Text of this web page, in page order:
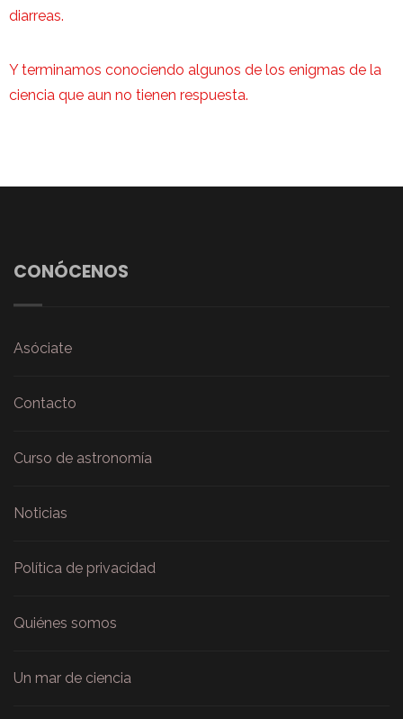
diarreas.
Y terminamos conociendo algunos de los enigmas de la
ciencia que aun no tienen respuesta.
CONÓCENOS
Asóciate
Contacto
Curso de astronomía
Noticias
Política de privacidad
Quiénes somos
Un mar de ciencia